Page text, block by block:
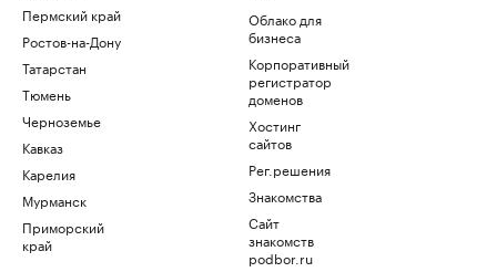
Пермский край
Ростов-на-Дону
Татарстан
Тюмень
Черноземье
Кавказ
Карелия
Мурманск
Приморский
край
Облако для
бизнеса
Корпоративный
регистратор
доменов
Хостинг
сайтов
Рег.решения
Знакомства
Сайт
знакомств
podbor.ru